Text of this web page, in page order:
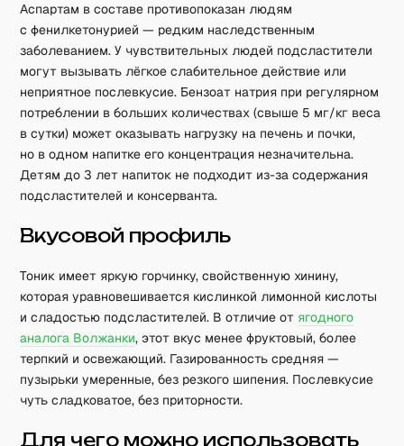
Аспартам в составе противопоказан людям
с фенилкетонурией — редким наследственным
заболеванием. У чувствительных людей подсластители
могут вызывать лёгкое слабительное действие или
неприятное послевкусие. Бензоат натрия при регулярном
потреблении в больших количествах (свыше 5 мг/кг веса
в сутки) может оказывать нагрузку на печень и почки,
но в одном напитке его концентрация незначительна.
Детям до 3 лет напиток не подходит из-за содержания
подсластителей и консерванта.
Вкусовой профиль
Тоник имеет яркую горчинку, свойственную хинину,
которая уравновешивается кислинкой лимонной кислоты
и сладостью подсластителей. В отличие от ягодного
аналога Волжанки, этот вкус менее фруктовый, более
терпкий и освежающий. Газированность средняя —
пузырьки умеренные, без резкого шипения. Послевкусие
чуть сладковатое, без приторности.
Для чего можно использовать